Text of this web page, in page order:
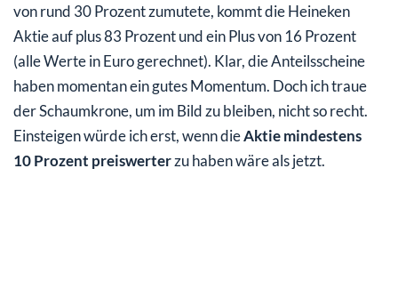
von rund 30 Prozent zumutete, kommt die Heineken
Aktie auf plus 83 Prozent und ein Plus von 16 Prozent
(alle Werte in Euro gerechnet). Klar, die Anteilsscheine
haben momentan ein gutes Momentum. Doch ich traue
der Schaumkrone, um im Bild zu bleiben, nicht so recht.
Einsteigen würde ich erst, wenn dieAktie mindestens
10 Prozent preiswerterzu haben wäre als jetzt.